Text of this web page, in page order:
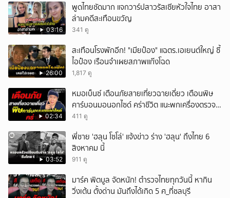
03:16
พูดไทยชัดมาก แจกวาร์ปสาวรัสเซียหัวใจไทย อาสา
ล่ามคดีสะเทือนขวัญ
341 ดู
26:00
สะเทือนโรงพักอีก! "เมียป๋อง" แฉตร.เอเยนต์ใหญ่ ซี้
ไอป๋อง เรือนจำเผยสภาพแก๊งโฉด
1,817 ดู
02:34
หมอเบ็นซ์ เตือนภัยสายเที่ยวฉายเดี่ยว เตือนพิษ
คาร์บอนมอนอกไซด์ คร่าชีวิต แนะพกเครื่องตรวจ
วัดติดตัว
411 ดู
03:52
พี่ชาย 'ฮลุน โซโล่' แจ้งข่าว ร่าง 'ฮลุน' ถึงไทย 6
สิงหาคม นี้
911 ดู
มาร์ค พิตบูล จัดหนัก! ตำรวจไทยทุกวันนี้ หากิน
วิ่งเต้น ตั้งด่าน มันถึงได้เกิด 5 ศ_ที่ชลบุรี